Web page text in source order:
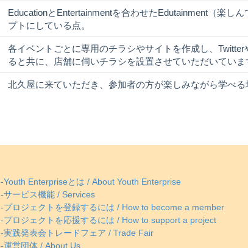
EducationとEntertainmentを合わせたEdutainment（楽し
プトにしている点。
各イベントごとに専用のチラシやサイトを作成し、
ると共に、店舗に伺いチラシを設置させていただいていま
北久屋に来ていただき、参加者の方が楽しみながら学べる
-Youth Enterpriseとは / About Youth Enterprise
-サービス機能 / Services
-プロジェクトを登録するには / How to become a member
-プロジェクトを応援するには / How to support a project
-実践発表会トレードフェア / Trade Fair
-運営団体 / About Us